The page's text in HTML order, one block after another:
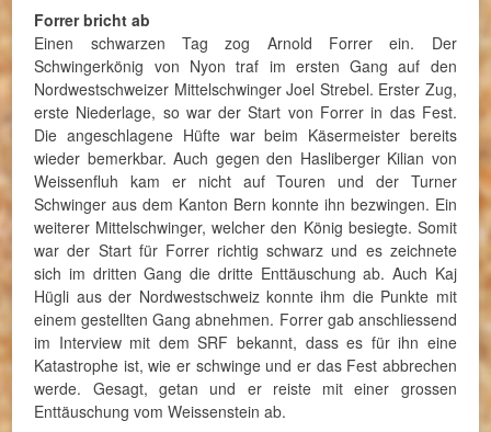
Forrer bricht ab
Einen schwarzen Tag zog Arnold Forrer ein. Der
Schwingerkönig von Nyon traf im ersten Gang auf den
Nordwestschweizer Mittelschwinger Joel Strebel. Erster Zug,
erste Niederlage, so war der Start von Forrer in das Fest.
Die angeschlagene Hüfte war beim Käsermeister bereits
wieder bemerkbar. Auch gegen den Hasliberger Kilian von
Weissenfluh kam er nicht auf Touren und der Turner
Schwinger aus dem Kanton Bern konnte ihn bezwingen. Ein
weiterer Mittelschwinger, welcher den König besiegte. Somit
war der Start für Forrer richtig schwarz und es zeichnete
sich im dritten Gang die dritte Enttäuschung ab. Auch Kaj
Hügli aus der Nordwestschweiz konnte ihm die Punkte mit
einem gestellten Gang abnehmen. Forrer gab anschliessend
im Interview mit dem SRF bekannt, dass es für ihn eine
Katastrophe ist, wie er schwinge und er das Fest abbrechen
werde. Gesagt, getan und er reiste mit einer grossen
Enttäuschung vom Weissenstein ab.